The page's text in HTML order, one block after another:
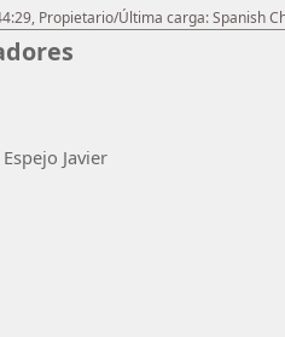
Propietario/Última carga: Spanish
Javier